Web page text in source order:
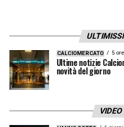
CALCIOMERCATO 5
Ultime notizie
novità del giorno
VIDEO